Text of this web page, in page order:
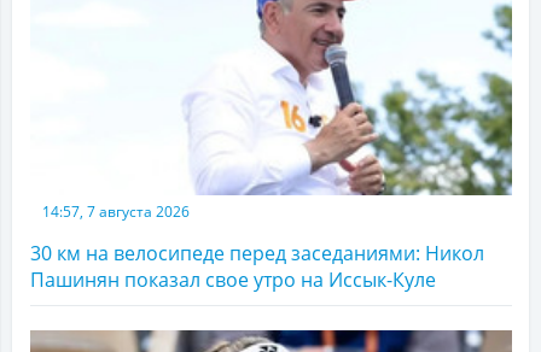
14:57, 7 августа 2026
30 км на велосипеде перед заседаниями: Никол
Пашинян показал свое утро на Иссык-Куле